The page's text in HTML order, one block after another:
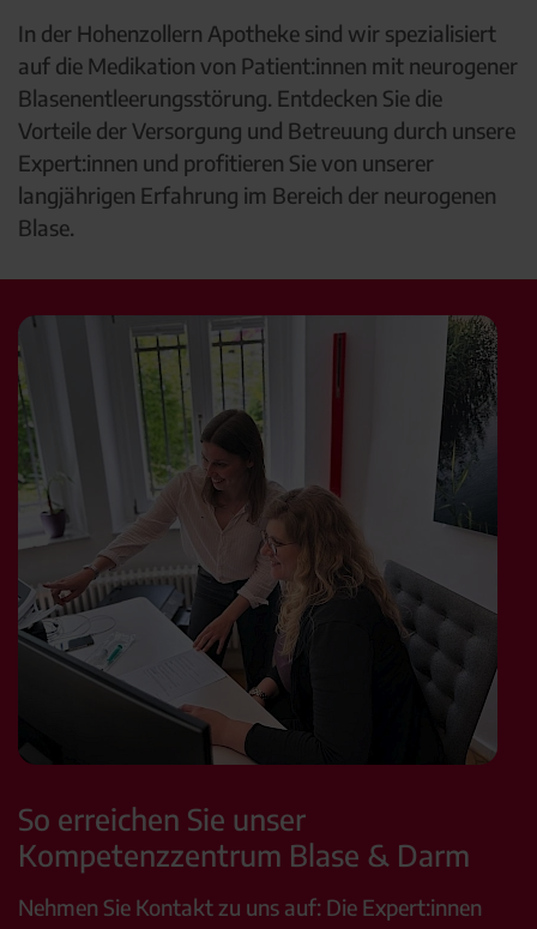
In der Hohenzollern Apotheke sind wir spezialisiert
auf die Medikation von Patient:innen mit neurogener
Blasenentleerungsstörung. Entdecken Sie die
Vorteile der Versorgung und Betreuung durch unsere
Expert:innen und profitieren Sie von unserer
langjährigen Erfahrung im Bereich der neurogenen
Blase.
So erreichen Sie unser
Kompetenzzentrum Blase & Darm
Nehmen Sie Kontakt zu uns auf: Die Expert:innen